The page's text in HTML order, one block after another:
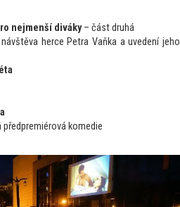
nejmenší diváky– část druhá
herce Petra Vaňka a uvedení jeho
předpremiérová komedie